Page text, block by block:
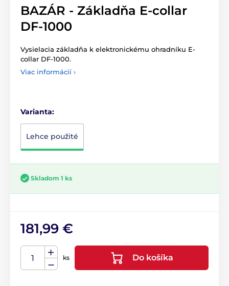
BAZÁR - Základňa E-collar
DF-1000
Vysielacia základňa k elektronickému ohradníku E-
collar DF-1000.
Viac informácií ›
Varianta:
Lehce použité
Skladom 1 ks
181,99 €
ks Do košíka